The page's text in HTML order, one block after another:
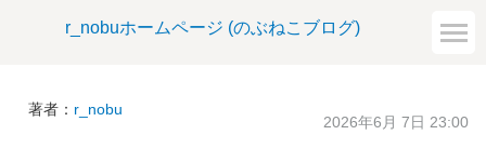
r_nobuホームページ (のぶねこブログ)
著者： r_nobu
2026年6月 7日 23:00